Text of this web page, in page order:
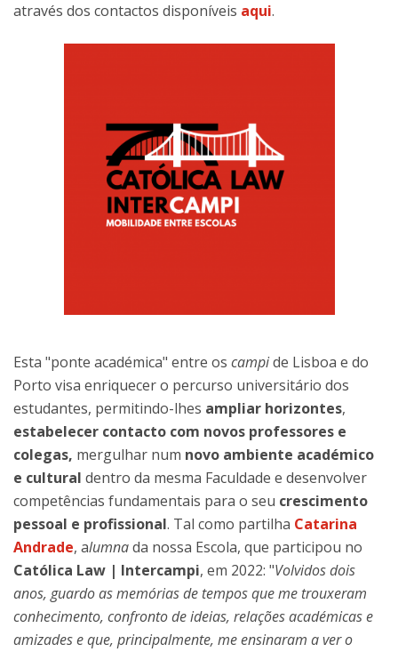
através dos contactos disponíveis aqui.
Esta "ponte académica" entre os campide Lisboa e do
Porto visa enriquecer o percurso universitário dos
estudantes, permitindo-lhes ampliar horizontes,
estabelecer contacto com novos professores e
colegas, mergulhar num novo ambiente académico
e cultural dentro da mesma Faculdade e desenvolver
competências fundamentais para o seu crescimento
pessoal e profissional. Tal como partilha Catarina
Andrade, alumnada nossa Escola, que participou no
Católica Law | Intercampi, em 2022: "Volvidos dois
anos, guardo as memórias de tempos que me trouxeram
conhecimento, confronto de ideias, relações académicas e
amizades e que, principalmente, me ensinaram a ver o